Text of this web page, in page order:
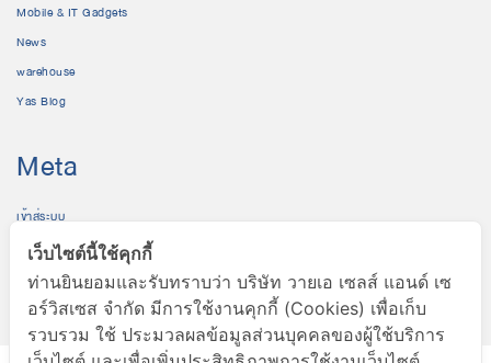
Mobile & IT Gadgets
News
warehouse
Yas Blog
Meta
เข้าสู่ระบบ
เข้าฟีด
แสดงความเห็นฟีด
WordPress.org
เว็บไซต์นี้ใช้คุกกี้
ท่านยินยอมและรับทราบว่า บริษัท วายเอ เซลส์ แอนด์ เซ
อร์วิสเซส จำกัด มีการใช้งานคุกกี้ (Cookies) เพื่อเก็บ
รวบรวม ใช้ ประมวลผลข้อมูลส่วนบุคคลของผู้ใช้บริการ